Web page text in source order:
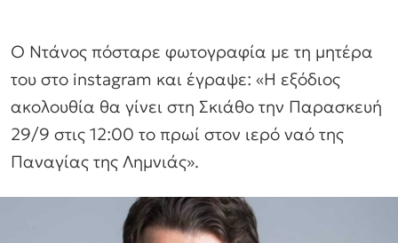
Ο Ντάνος πόσταρε φωτογραφία με τη μητέρα
του στο instagram και έγραψε: «Η εξόδιος
ακολουθία θα γίνει στη Σκιάθο την Παρασκευή
29/9 στις 12:00 το πρωί στον ιερό ναό της
Παναγίας της Λημνιάς».